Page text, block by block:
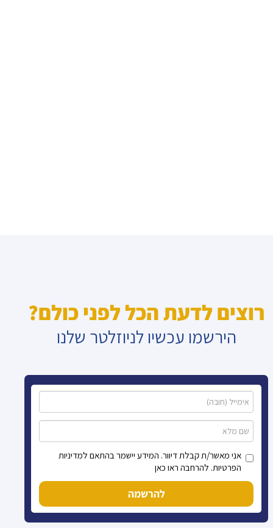
רוצים לדעת הכל לפני כולם?
הירשמו עכשיו לניוזלטר שלנו
אני מאשר/ת קבלת דיוור. המידע יישמר בהתאם למדיניות
הפרטיות. להרחבה ראו כאן
להרשמה